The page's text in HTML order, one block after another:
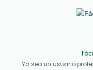
Ya sea un usuario